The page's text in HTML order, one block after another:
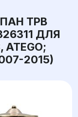
ТРВ
ДЛЯ
ATEGO;
2015)